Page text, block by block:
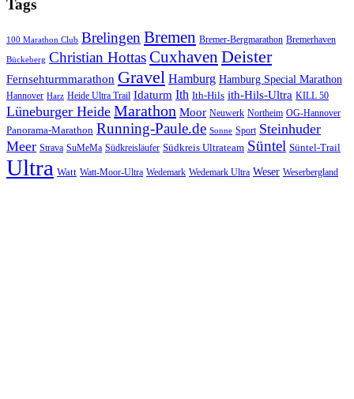
Tags
100 Marathon Club BrelingenBremen Bremer-Bergmarathon Bremerhaven
Bückeberg Christian HottasCuxhaven Deister
Fernsehturmmarathon Gravel Hamburg Hamburg Special Marathon
Hannover Harz Heide Ultra Trail Idaturm Ith Ith-Hils ith-Hils-Ultra KILL 50
Lüneburger Heide Marathon Moor Neuwerk Northeim OG-Hannover
Panorama-Marathon Running-Paule.de Sonne Sport Steinhuder
Meer Strava SuMeMa Südkreisläufer Südkreis Ultrateam Süntel Süntel-Trail
Ultra Watt Watt-Moor-Ultra Wedemark Wedemark Ultra Weser Weserbergland